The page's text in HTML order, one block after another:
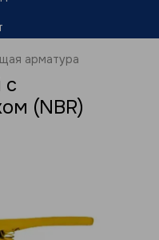
арматура
с
(NBR)